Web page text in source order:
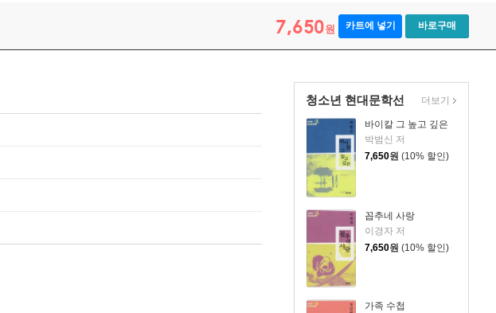
7,650원 카트에 넣기 바로구매
청소년 현대문학선
바이칼 그 높고 깊은
박범신 저
7,650원 (10% 할인)
꼽추네 사랑
이경자 저
7,650원 (10% 할인)
가족 수첩
더보기